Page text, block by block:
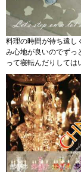
料理の時間が待ち遠し
み心地が良いのでずっ
って寝転んだりしては